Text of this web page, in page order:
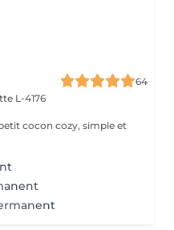
64
L-4176